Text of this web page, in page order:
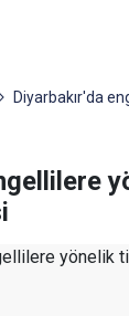
Diyarbakır'da